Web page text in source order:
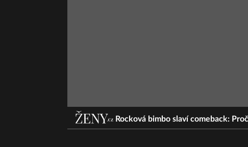
Rocková bimbo slaví comeback: